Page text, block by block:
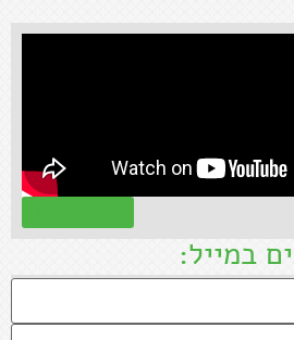
במייל: